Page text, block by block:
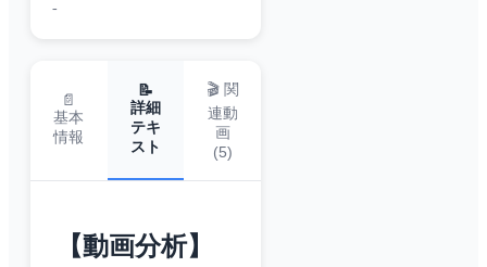
-
📄
基本
情報
📝
詳細
テキ
スト
🎬 関
連動
画
(5)
【動画分析】